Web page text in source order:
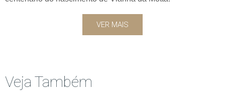
VER MAIS
Veja Também